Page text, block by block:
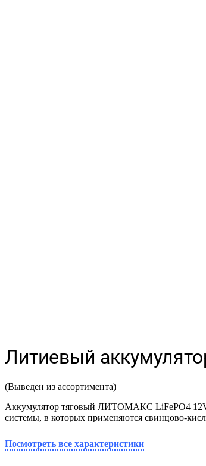
Литиевый
(Выведен из ассортимента)
Аккумулятор тяговый ЛИТОМАКС LiFePO4 12V
системы, в которых применяются свинцово-
Посмотреть все характеристики